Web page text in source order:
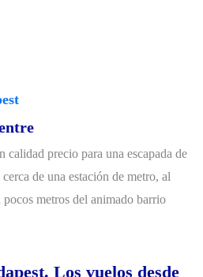
calidad precio para una escapada de
de una estación de metro, al
metros del animado barrio
Los vuelos desde